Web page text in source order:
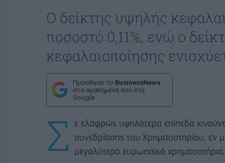
Ο δείκτης υψηλής
ποσοστό 0,11%, ενώ ο
κεφαλαιοποίησης
Πρόσθεσε το BusinessNews
στα αγαπημένα σου στη
Google
Σ
ε ελαφρώς υψηλότερα επίπεδα
συνεδρίασης του Χρηματιστηρίου,
μεγαλύτερα ευρωπαϊκά χρηματιστήρια.